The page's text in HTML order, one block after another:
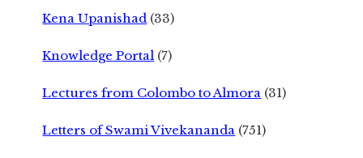
Kena Upanishad (33)
Knowledge Portal (7)
Lectures from Colombo to Almora (31)
Letters of Swami Vivekananda (751)